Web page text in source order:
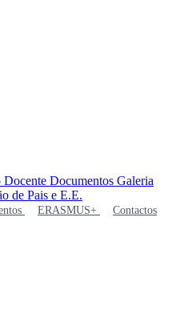
Docente Documentos Galeria
de Pais e E.E.
ERASMUS+ Contactos